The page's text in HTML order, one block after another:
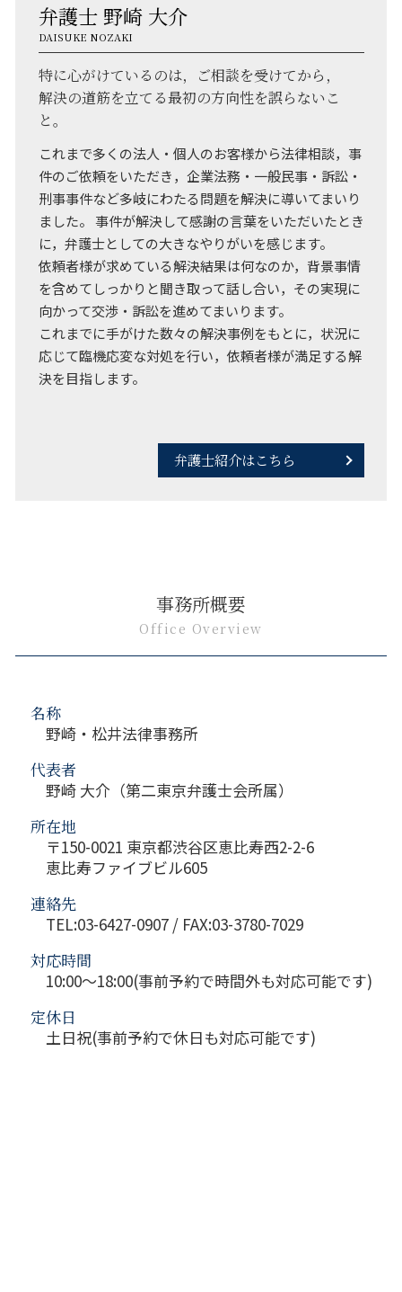
弁護士 野崎 大介
DAISUKE NOZAKI
特に心がけているのは，ご相談を受けてから，
解決の道筋を立てる最初の方向性を誤らないこ
と。
これまで多くの法人・個人のお客様から法律相談，事
件のご依頼をいただき，企業法務・一般民事・訴訟・
刑事事件など多岐にわたる問題を解決に導いてまいり
ました。 事件が解決して感謝の言葉をいただいたとき
に，弁護士としての大きなやりがいを感じます。
依頼者様が求めている解決結果は何なのか，背景事情
を含めてしっかりと聞き取って話し合い，その実現に
向かって交渉・訴訟を進めてまいります。
これまでに手がけた数々の解決事例をもとに，状況に
応じて臨機応変な対処を行い，依頼者様が満足する解
決を目指します。
弁護士紹介はこちら
事務所概要
Office Overview
名称
野崎・松井法律事務所
代表者
野崎 大介（第二東京弁護士会所属）
所在地
〒150-0021 東京都渋谷区恵比寿西2-2-6
恵比寿ファイブビル605
連絡先
TEL:03-6427-0907 / FAX:03-3780-7029
対応時間
10:00～18:00(事前予約で時間外も対応可能です)
定休日
土日祝(事前予約で休日も対応可能です)